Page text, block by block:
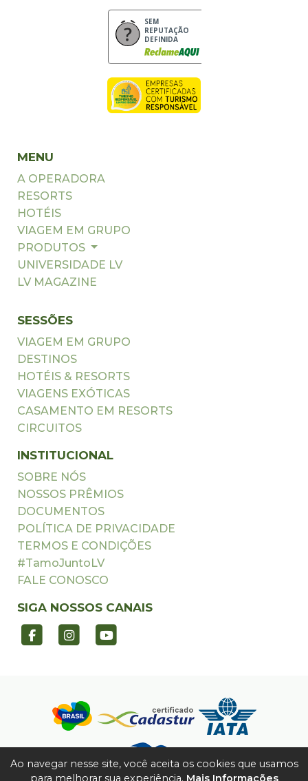
SEM
REPUTAÇÃO
DEFINIDA
MENU
A OPERADORA
RESORTS
HOTÉIS
VIAGEM EM GRUPO
PRODUTOS
UNIVERSIDADE LV
LV MAGAZINE
SESSÕES
VIAGEM EM GRUPO
DESTINOS
HOTÉIS & RESORTS
VIAGENS EXÓTICAS
CASAMENTO EM RESORTS
CIRCUITOS
INSTITUCIONAL
SOBRE NÓS
NOSSOS PRÊMIOS
DOCUMENTOS
POLÍTICA DE PRIVACIDADE
TERMOS E CONDIÇÕES
#TamoJuntoLV
FALE CONOSCO
SIGA NOSSOS CANAIS
Ao navegar nesse site, você aceita os cookies que usamos
para melhorar sua experiência. Mais Informações